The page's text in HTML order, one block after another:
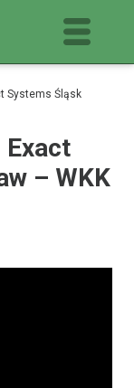
Śląsk
Exact
– WKK